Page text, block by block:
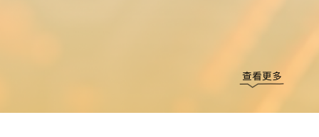
查看更多